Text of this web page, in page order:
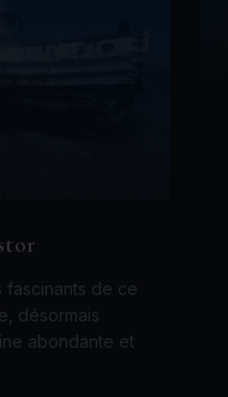
fascinants de ce
désormais
abondante et